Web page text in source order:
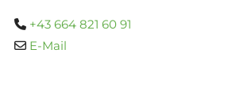
 +43 664 821 60 91
 E-Mail